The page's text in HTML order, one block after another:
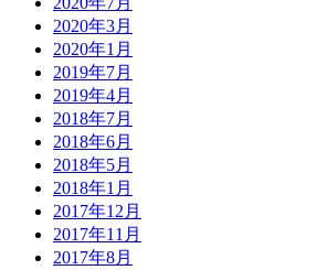
2020年3月
2020年1月
2019年7月
2019年4月
2018年7月
2018年6月
2018年5月
2018年1月
2017年12月
2017年11月
2017年8月